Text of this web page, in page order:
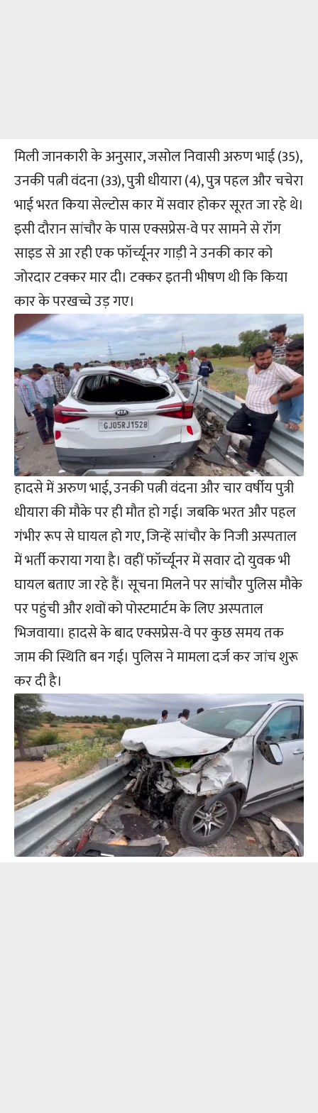
मिली जानकारी के अनुसार, जसोल निवासी अरुण भाई (35),
उनकी पत्नी वंदना (33), पुत्री धीयारा (4), पुत्र पहल और चचेरा
भाई भरत किया सेल्टोस कार में सवार होकर सूरत जा रहे थे।
इसी दौरान सांचौर के पास एक्सप्रेस-वे पर सामने से रॉंग
साइड से आ रही एक फॉर्च्यूनर गाड़ी ने उनकी कार को
जोरदार टक्कर मार दी। टक्कर इतनी भीषण थी कि किया
कार के परखच्चे उड़ गए।
हादसे में अरुण भाई, उनकी पत्नी वंदना और चार वर्षीय पुत्री
धीयारा की मौके पर ही मौत हो गई। जबकि भरत और पहल
गंभीर रूप से घायल हो गए, जिन्हें सांचौर के निजी अस्पताल
में भर्ती कराया गया है। वहीं फॉर्च्यूनर में सवार दो युवक भी
घायल बताए जा रहे हैं। सूचना मिलने पर सांचौर पुलिस मौके
पर पहुंची और शवों को पोस्टमार्टम के लिए अस्पताल
भिजवाया। हादसे के बाद एक्सप्रेस-वे पर कुछ समय तक
जाम की स्थिति बन गई। पुलिस ने मामला दर्ज कर जांच शुरू
कर दी है।